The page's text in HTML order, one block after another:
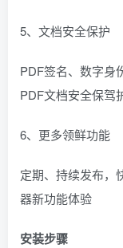
5、文档安全保护
PDF签名、数字身
PDF文档安全保驾
6、更多领鲜功能
定期、持续发布，
器新功能体验
安装步骤